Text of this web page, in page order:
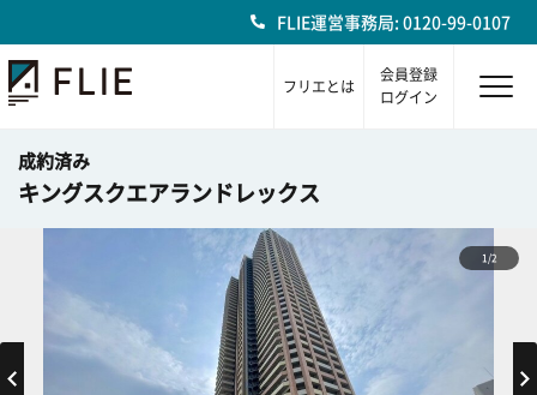
FLIE運営事務局: 0120-99-0107
フリエとは
会員登録
ログイン
成約済み
キングスクエアランドレックス
1/2